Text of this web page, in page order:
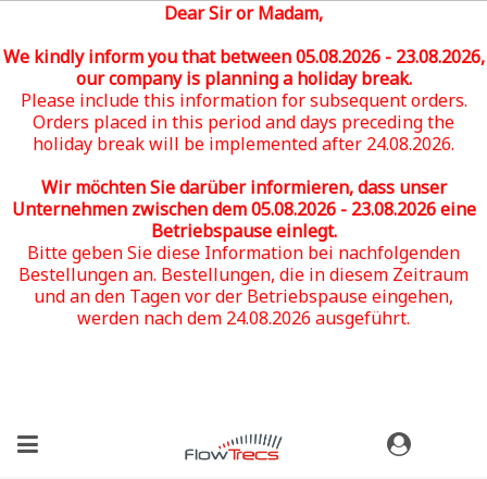
Dear Sir or Madam,
We kindly inform you that between 05.08.2026 - 23.08.2026,
our company is planning a holiday break.
Please include this information for subsequent orders.
Orders placed in this period and days preceding the
holiday break will be implemented after 24.08.2026.
Wir möchten Sie darüber informieren, dass unser
Unternehmen zwischen dem 05.08.2026 - 23.08.2026eine
Betriebspause einlegt.
Bitte geben Sie diese Information bei nachfolgenden
Bestellungen an. Bestellungen, die in diesem Zeitraum
und an den Tagen vor der Betriebspause eingehen,
werden nach dem 24.08.2026 ausgeführt.